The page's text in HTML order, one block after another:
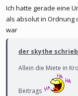
Ich hatte gerade eine
als absolut in Ordnung
war
der skythe
Allein die Miete in
Beitrags